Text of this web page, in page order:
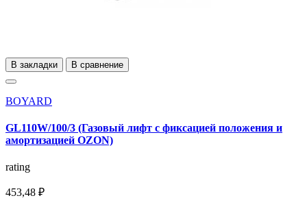
В закладки В сравнение
BOYARD
GL110W/100/3 (Газовый лифт с фиксацией положения и
амортизацией OZON)
rating
453,48 ₽